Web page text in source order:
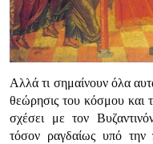
Αλλά τι σημαίνουν όλα
θεώρησις του κόσμου και
σχέσει με τον
τόσον ραγδαίως υπό την